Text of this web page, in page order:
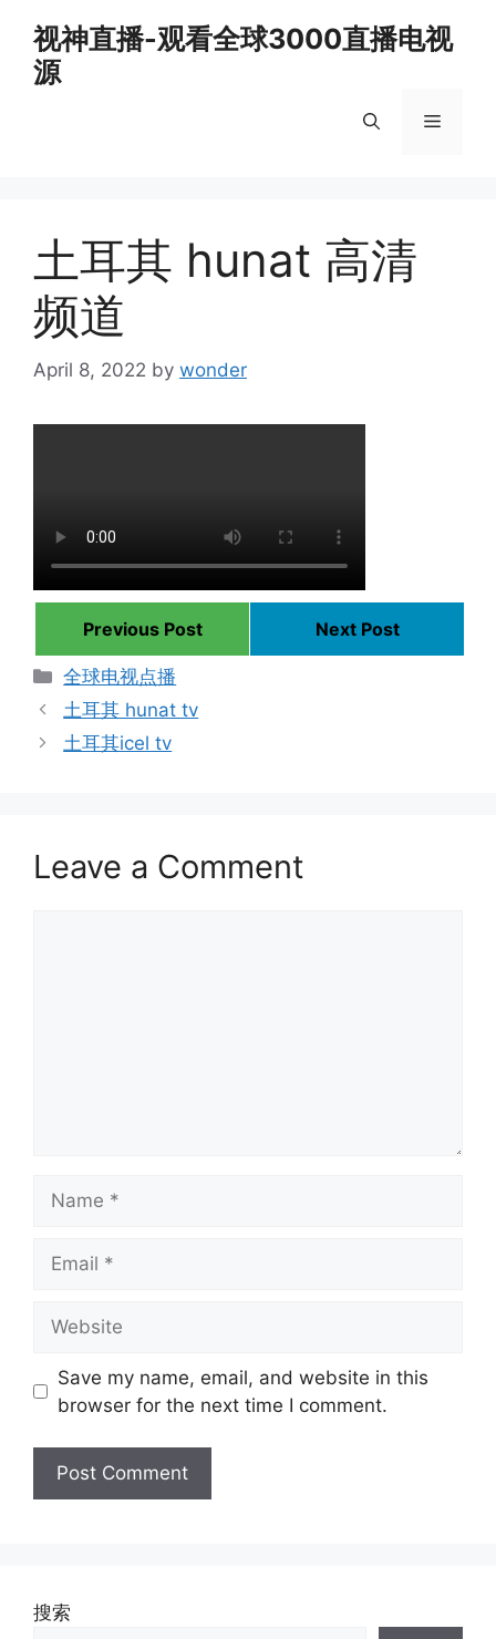
content
视神直播-观看全球3000直播电视
源
Menu
土耳其 hunat 高清
频道
April 8, 2022 by wonder
Previous Post
Next Post
Categories
全球电视点播
土耳其 hunat tv
土耳其icel tv
Leave a Comment
Save my name, email, and website in this
browser for the next time I comment.
搜索